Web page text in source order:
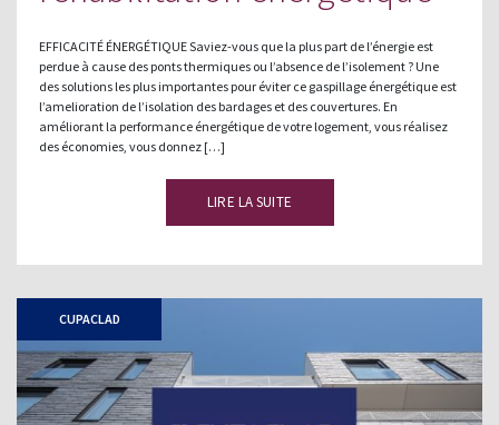
EFFICACITÉ ÉNERGÉTIQUE Saviez-vous que la plus part de l’énergie est
perdue à cause des ponts thermiques ou l’absence de l’isolement ? Une
des solutions les plus importantes pour éviter ce gaspillage énergétique est
l’amelioration de l’isolation des bardages et des couvertures. En
améliorant la performance énergétique de votre logement, vous réalisez
des économies, vous donnez […]
LIRE LA SUITE
CUPACLAD